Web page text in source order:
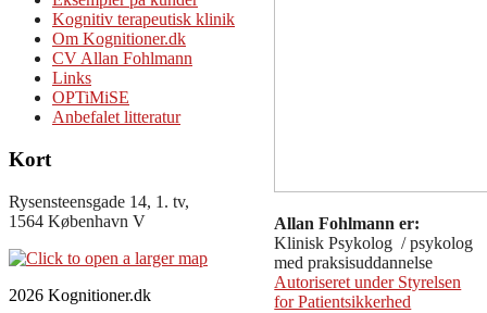
Kognitiv terapeutisk klinik
Om Kognitioner.dk
CV Allan Fohlmann
Links
OPTiMiSE
Anbefalet litteratur
Kort
Rysensteensgade 14, 1. tv,
1564 København V
Allan Fohlmann er:
Klinisk Psykolog / psykolog
med praksisuddannelse
Autoriseret under Styrelsen
for Patientsikkerhed
2026 Kognitioner.dk